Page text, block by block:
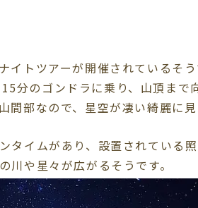
イトツアーが開催されているそ
分のゴンドラに乗り、山頂まで
間部なので、星空が凄い綺麗に
タイムがあり、設置されている
川や星々が広がるそうです。